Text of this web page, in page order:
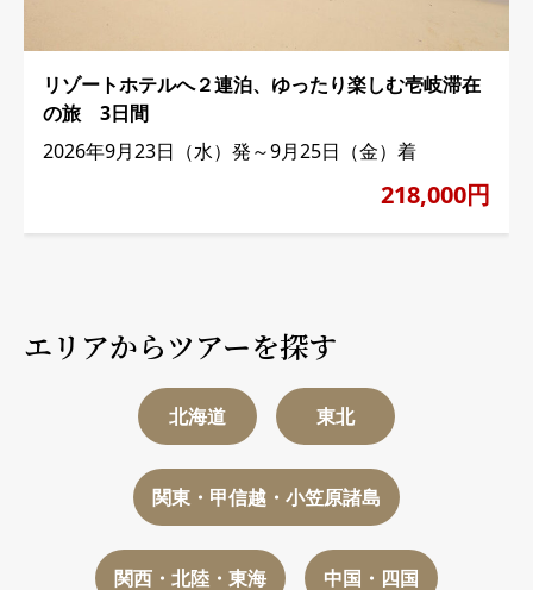
リゾートホテルへ２連泊、ゆったり楽しむ壱岐滞在
の旅 3日間
2026年9月23日（水）発～9月25日（金）着
218,000円
エリアからツアーを探す
北海道 東北
関東・甲信越・小笠原諸島
関西・北陸・東海 中国・四国